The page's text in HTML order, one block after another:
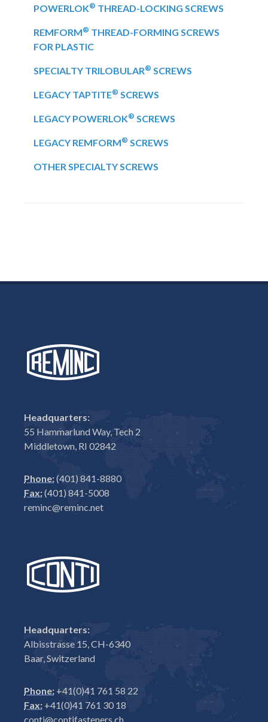
POWERLOK® THREAD-LOCKING SCREWS
REMFORM® THREAD-FORMING SCREWS
FOR PLASTIC
SPECIALTY TRILOBULAR® SCREWS
LEGACY TAPTITE® SCREWS
LEGACY POWERLOK® SCREWS
LEGACY REMFORM® SCREWS
OTHER SPECIALTY SCREWS
Headquarters:
55 Hammarlund Way, Tech 2
Middletown, RI 02842
Phone:(401) 841-8880
Fax:(401) 841-5008
reminc@reminc.net
Headquarters:
Albisstrasse 15, CH-6340
Baar, Switzerland
Phone: +41(0)41 761 58 22
Fax: +41(0)41 761 30 18
conti@contifasteners.ch